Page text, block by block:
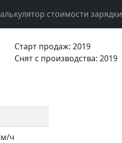
стоимости зарядки
Старт продаж: 2019
Cнят с производства: 2019
ч